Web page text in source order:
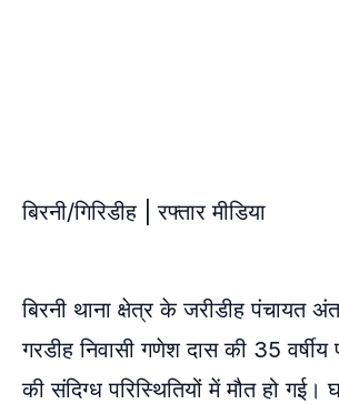
बिरनी/गिरिडीह | रफ्तार मीडिया
बिरनी थाना क्षेत्र के जरीडीह पंचायत
गरडीह निवासी गणेश दास की 35 वर्षीय
की संदिग्ध परिस्थितियों में मौत हो